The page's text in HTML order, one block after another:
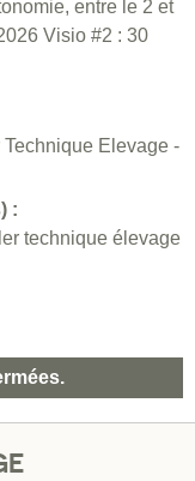
entre le 2 et
Visio #2 : 30
Elevage -
:
technique élevage